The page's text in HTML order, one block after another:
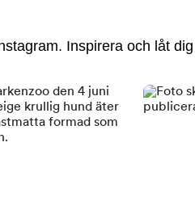
Inspirera och låt